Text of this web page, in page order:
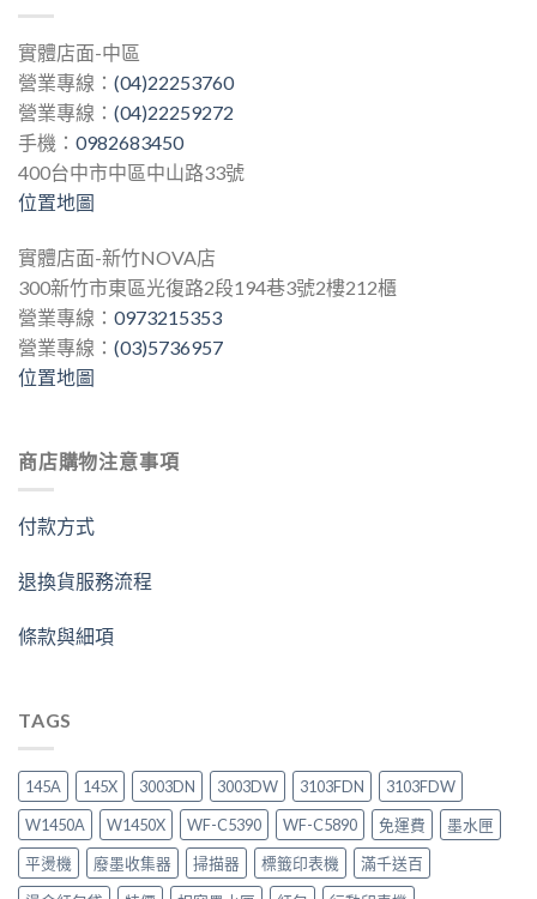
實體店面-中區
營業專線： (04)22253760
營業專線： (04)22259272
手機： 0982683450
400台中市中區中山路33號
位置地圖
實體店面-新竹NOVA店
300新竹市東區光復路2段194巷3號2樓212櫃
營業專線： 0973215353
營業專線： (03)5736957
位置地圖
商店購物注意事項
付款方式
退換貨服務流程
條款與細項
TAGS
145A 145X 3003DN 3003DW 3103FDN
3103FDW
W1450A
W1450X WF-C5390 WF-C5890 免運費
墨水匣
平燙機
廢墨收集器 掃描器 標籤印表機
滿千送百